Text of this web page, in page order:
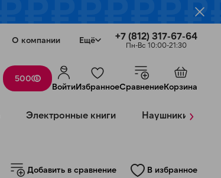
О компании Ещё +7 (812) 317-67-64
Пн-Вс 10:00-21:30
500
ВойтиИзбранноеСравнениеКорзина
Электронные книги Наушники ›
Добавить в сравнение В избранное